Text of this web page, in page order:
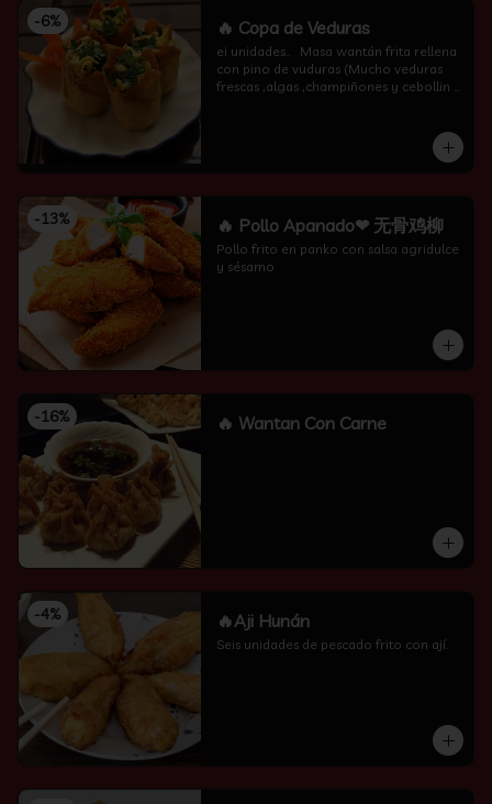
-6% 🔥 Copa de Veduras
ei unidades..   Masa wantán frita rellena
con pino de vuduras (Mucho veduras
frescas ,algas ,champiñones y cebollin
-13% 🔥 Pollo Apanado❤ 无骨鸡柳
Pollo frito en panko con salsa agridulce
y sésamo
-16% 🔥 Wantan Con Carne
-4% 🔥Aji Hunán
Seis unidades de pescado frito con ají.